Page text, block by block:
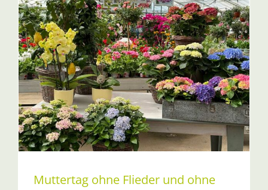
Muttertag ohne Flieder und ohne